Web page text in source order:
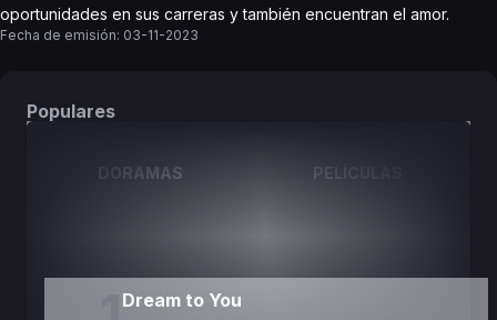
oportunidades en sus carreras y también encuentran el amor.
Fecha de emisión: 03-11-2023
Populares
DORAMAS PELÍCULAS
Dream to You